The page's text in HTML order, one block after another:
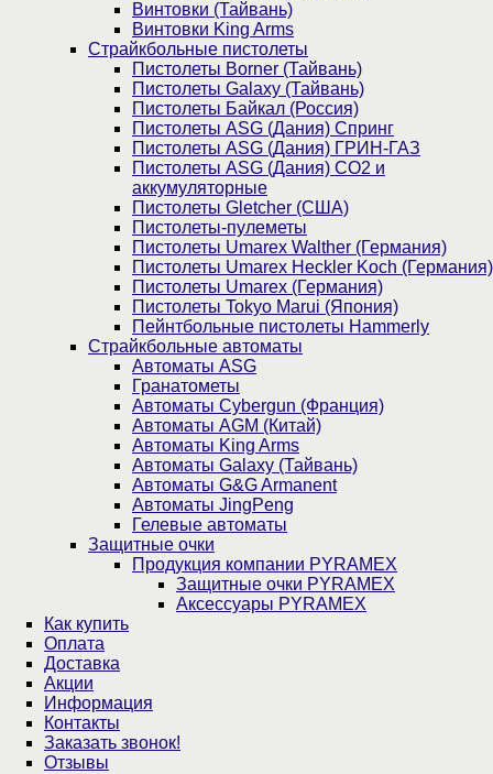
Винтовки (Тайвань)
Винтовки King Arms
Страйкбольные пистолеты
Пистолеты Borner (Тайвань)
Пистолеты Galaxy (Тайвань)
Пистолеты Байкал (Россия)
Пистолеты ASG (Дания) Спринг
Пистолеты ASG (Дания) ГРИН-ГАЗ
Пистолеты ASG (Дания) CO2 и
аккумуляторные
Пистолеты Gletcher (США)
Пистолеты-пулеметы
Пистолеты Umarex Walther (Германия)
Пистолеты Umarex Heckler Koch (Германия)
Пистолеты Umarex (Германия)
Пистолеты Tokyo Marui (Япония)
Пейнтбольные пистолеты Hammerly
Страйкбольные автоматы
Автоматы ASG
Гранатометы
Автоматы Cybergun (Франция)
Автоматы AGM (Китай)
Автоматы King Arms
Автоматы Galaxy (Тайвань)
Автоматы G&G Armanent
Автоматы JingPeng
Гелевые автоматы
Защитные очки
Продукция компании PYRAMEX
Защитные очки PYRAMEX
Аксессуары PYRAMEX
Как купить
Оплата
Доставка
Акции
Информация
Контакты
Заказать звонок!
Отзывы